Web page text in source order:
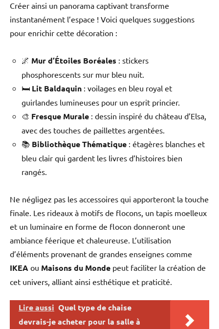
Créer ainsi un panorama captivant transforme
instantanément l’espace ! Voici quelques suggestions
pour enrichir cette décoration :
🌌 Mur d’Étoiles Boréales : stickers
phosphorescents sur mur bleu nuit.
🛏️ Lit Baldaquin : voilages en bleu royal et
guirlandes lumineuses pour un esprit princier.
🎨 Fresque Murale : dessin inspiré du château d’Elsa,
avec des touches de paillettes argentées.
📚 Bibliothèque Thématique : étagères blanches et
bleu clair qui gardent les livres d’histoires bien
rangés.
Ne négligez pas les accessoires qui apporteront la touche
finale. Les rideaux à motifs de flocons, un tapis moelleux
et un luminaire en forme de flocon donneront une
ambiance féerique et chaleureuse. L’utilisation
d’éléments provenant de grandes enseignes comme
IKEA ou Maisons du Monde peut faciliter la création de
cet univers, alliant ainsi esthétique et praticité.
Lire aussi Quel type de chaise
devrais-je acheter pour la salle à